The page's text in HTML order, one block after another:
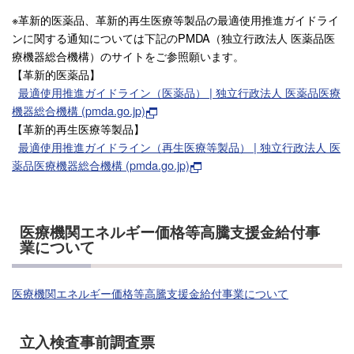
※革新的医薬品、革新的再生医療等製品の最適使用推進ガイドライ
ンに関する通知については下記のPMDA（独立行政法人 医薬品医
療機器総合機構）のサイトをご参照願います。
【革新的医薬品】
最適使用推進ガイドライン（医薬品） | 独立行政法人 医薬品医療
機器総合機構 (pmda.go.jp)
【革新的再生医療等製品】
最適使用推進ガイドライン（再生医療等製品） | 独立行政法人 医
薬品医療機器総合機構 (pmda.go.jp)
医療機関エネルギー価格等高騰支援金給付事
業について
医療機関エネルギー価格等高騰支援金給付事業について
立入検査事前調査票